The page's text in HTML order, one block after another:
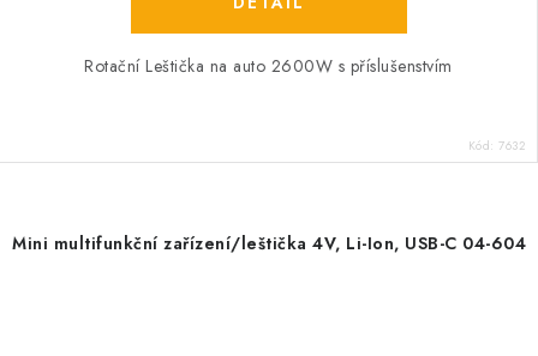
Rotační Leštička na auto 2600W s příslušenstvím
Kód: 7632
Mini multifunkční zařízení/leštička 4V, Li-Ion, USB-C 04-604